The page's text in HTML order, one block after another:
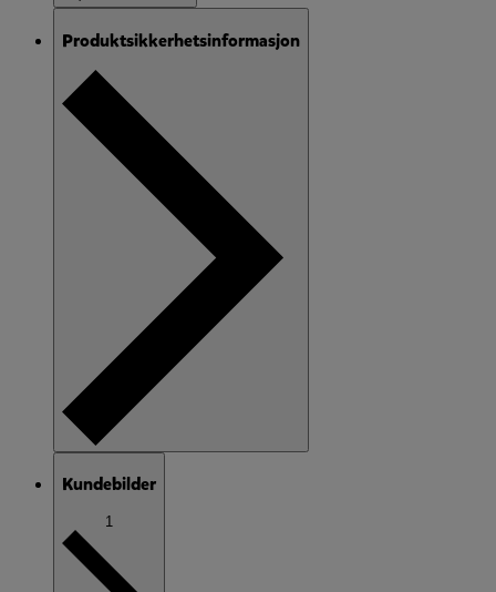
Produktsikkerhetsinformasjon
Kundebilder
1